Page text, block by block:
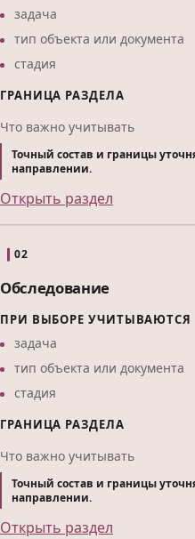
задача
тип объекта или документа
стадия
ГРАНИЦА РАЗДЕЛА
Что важно учитывать
Точный состав и границы
направлении.
Открыть раздел
02
Обследование
ПРИ ВЫБОРЕ УЧИТЫВАЮТСЯ
задача
тип объекта или документа
стадия
ГРАНИЦА РАЗДЕЛА
Что важно учитывать
Точный состав и границы
направлении.
Открыть раздел